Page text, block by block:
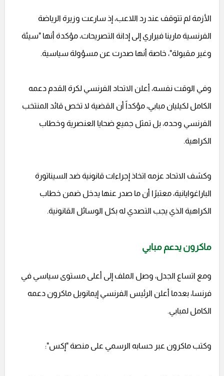
الأزمة لم تتوقف عند رد اللاعب، إذ سارعت وزيرة الرياضة
الفرنسية مارينا فيراري إلى إدانة التصريحات، مؤكدة أنها "سيئة
وغير مقبولة"، خاصة أنها صدرت عن مسؤولة سياسية.
وفي الوقت نفسه، أعلن الاتحاد الفرنسي لكرة القدم دعمه
الكامل لكيليان مبابي، مؤكداً أن القضية لا تخص قائد المنتخب
الفرنسي وحده، بل تمثل جميع ضحايا العنصرية وخطاب
الكراهية.
وكشف الاتحاد عزمه اتخاذ إجراءات قانونية ضد السيناتورة
الباراغوايانية، معتبرًا أن ما صدر عنها يدخل ضمن خطاب
الكراهية الذي يجب التصدي له بكل الوسائل القانونية.
ماكرون يدعم مبابي
ومع اتساع الجدل، وصل الملف إلى أعلى مستوى سياسي في
فرنسا، بعدما أعلن الرئيس الفرنسي إيمانويل ماكرون دعمه
الكامل لمبابي.
وكتب ماكرون عبر حسابه الرسمي على منصة "إكس":